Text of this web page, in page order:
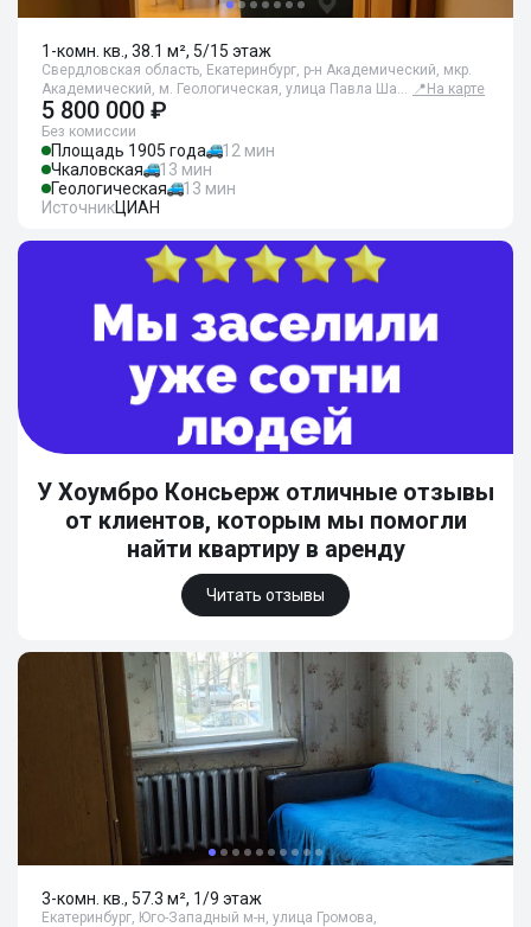
1-комн. кв., 38.1 м², 5/15 этаж
Свердловская область, Екатеринбург, р-н Академический, мкр.
Академический, м. Геологическая, улица Павла Ша… 📍 На карте
5 800 000 ₽
Без комиссии
Площадь 1905 года
12 мин
Чкаловская
13 мин
Геологическая
13 мин
ИсточникЦИАН
У Хоумбро Консьерж отличные отзывы
от клиентов, которым мы помогли
найти квартиру в аренду
Читать отзывы
3-комн. кв., 57.3 м², 1/9 этаж
Екатеринбург, Юго-Западный м-н, улица Громова,